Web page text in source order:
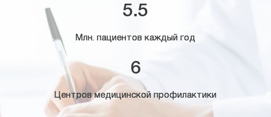
5.5
Млн. пациентов каждый год
6
Центров медицинской профилактики